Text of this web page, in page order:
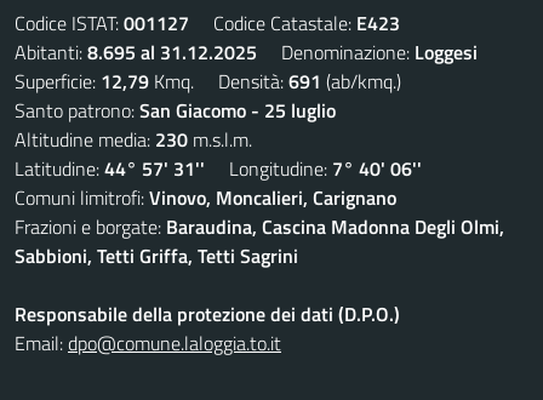
Codice ISTAT:001127 Codice Catastale: E423
Abitanti:8.695 al 31.12.2025 Denominazione: Loggesi
Superficie: 12,79 Kmq. Densità:691 (ab/kmq.)
Santo patrono:San Giacomo - 25 luglio
Altitudine media: 230 m.s.l.m.
Latitudine:44° 57' 31'' Longitudine: 7° 40' 06''
Comuni limitrofi:Vinovo, Moncalieri, Carignano
Frazioni e borgate: Baraudina, Cascina Madonna Degli Olmi,
Sabbioni, Tetti Griffa, Tetti Sagrini
Responsabile della protezione dei dati (D.P.O.)
Email:dpo@comune.laloggia.to.it